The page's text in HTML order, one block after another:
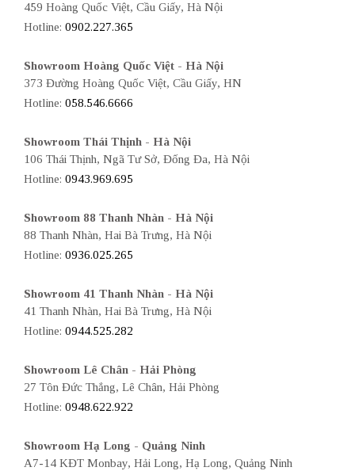
459 Hoàng Quốc Việt, Cầu Giấy, Hà Nội
Hotline: 0902.227.365
Showroom Hoàng Quốc Việt - Hà Nội
373 Đường Hoàng Quốc Việt, Cầu Giấy, HN
Hotline: 058.546.6666
Showroom Thái Thịnh - Hà Nội
106 Thái Thịnh, Ngã Tư Sở, Đống Đa, Hà Nội
Hotline: 0943.969.695
Showroom 88 Thanh Nhàn - Hà Nội
88 Thanh Nhàn, Hai Bà Trưng, Hà Nội
Hotline: 0936.025.265
Showroom 41 Thanh Nhàn - Hà Nội
41 Thanh Nhàn, Hai Bà Trưng, Hà Nội
Hotline: 0944.525.282
Showroom Lê Chân - Hải Phòng
27 Tôn Đức Thắng, Lê Chân, Hải Phòng
Hotline: 0948.622.922
Showroom Hạ Long - Quảng Ninh
A7-14 KĐT Monbay, Hải Long, Hạ Long, Quảng Ninh